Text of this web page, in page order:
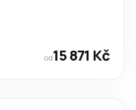
od15 871 Kč